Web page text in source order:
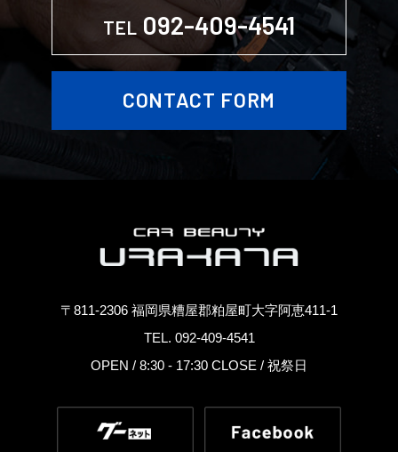
TEL 092-409-4541
CONTACT FORM
〒811-2306 福岡県糟屋郡粕屋町大字阿恵411-1
TEL. 092-409-4541
OPEN / 8:30 - 17:30 CLOSE / 祝祭日